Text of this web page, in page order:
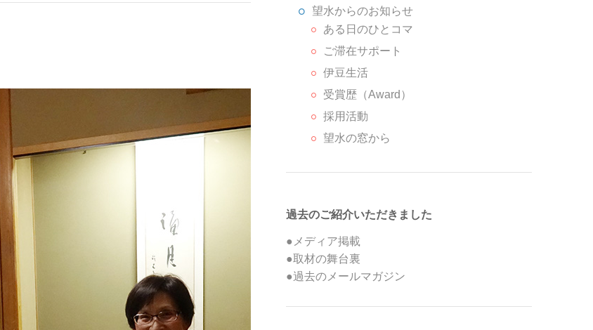
望水からのお知らせ
ある日のひとコマ
ご滞在サポート
伊豆生活
受賞歴（Award）
採用活動
望水の窓から
過去のご紹介いただきました
●メディア掲載
●取材の舞台裏
●過去のメールマガジン